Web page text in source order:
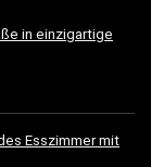
in einzigartige
Esszimmer mit